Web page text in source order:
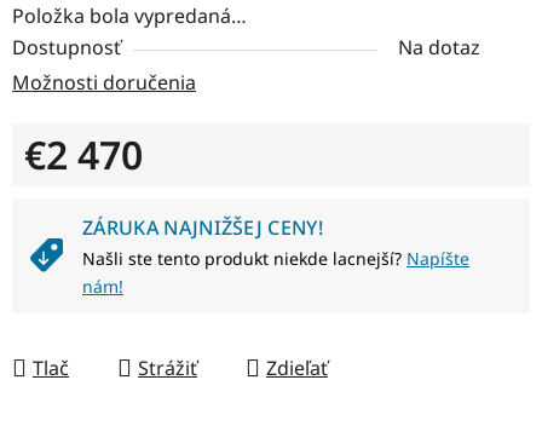
Položka bola vypredaná…
Dostupnosť
Na dotaz
Možnosti doručenia
€2 470
ZÁRUKA NAJNIŽŠEJ CENY!
Našli ste tento produkt niekde lacnejší? Napíšte
nám!
Tlač Strážiť Zdieľať